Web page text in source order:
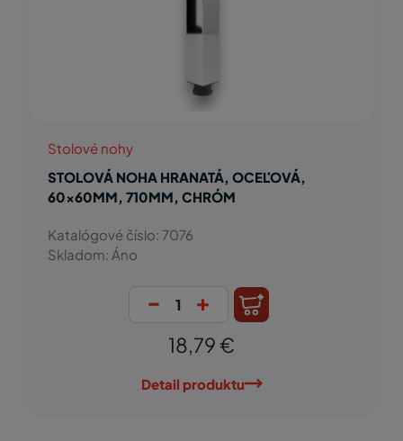
Stolové nohy
STOLOVÁ NOHA HRANATÁ, OCEĽOVÁ,
60x60MM, 710MM, CHRÓM
Katalógové číslo: 7076
Skladom: Áno
- +
18,79 €
Detail produktu